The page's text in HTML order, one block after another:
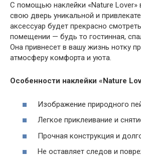
С помощью наклейки «Nature Lover»
свою дверь уникальной и
аксессуар будет прекрасно
помещении — будь то гостинная,
Она привнесет в вашу жизнь нотку
атмосферу комфорта и уюта.
Особенности наклейки «Nature
Изображение природного
Легкое приклеивание и
Прочная конструкция и
Не оставляет следов и